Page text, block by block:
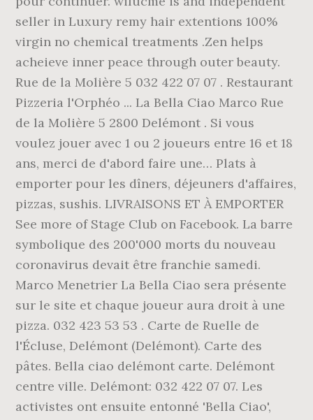
seller in Luxury remy hair extentions 100%
virgin no chemical treatments .Zen helps
acheieve inner peace through outer beauty.
Rue de la Molière 5 032 422 07 07 . Restaurant
Pizzeria l'Orphéo ... La Bella Ciao Marco Rue
de la Molière 5 2800 Delémont . Si vous
voulez jouer avec 1 ou 2 joueurs entre 16 et 18
ans, merci de d'abord faire une… Plats à
emporter pour les dîners, déjeuners d'affaires,
pizzas, sushis. LIVRAISONS ET À EMPORTER
See more of Stage Club on Facebook. La barre
symbolique des 200'000 morts du nouveau
coronavirus devait être franchie samedi.
Marco Menetrier La Bella Ciao sera présente
sur le site et chaque joueur aura droit à une
pizza. 032 423 53 53 . Carte de Ruelle de
l'Écluse, Delémont (Delémont). Carte des
pâtes. Bella ciao delémont carte. Delémont
centre ville. Delémont: 032 422 07 07. Les
activistes ont ensuite entonné 'Bella Ciao',